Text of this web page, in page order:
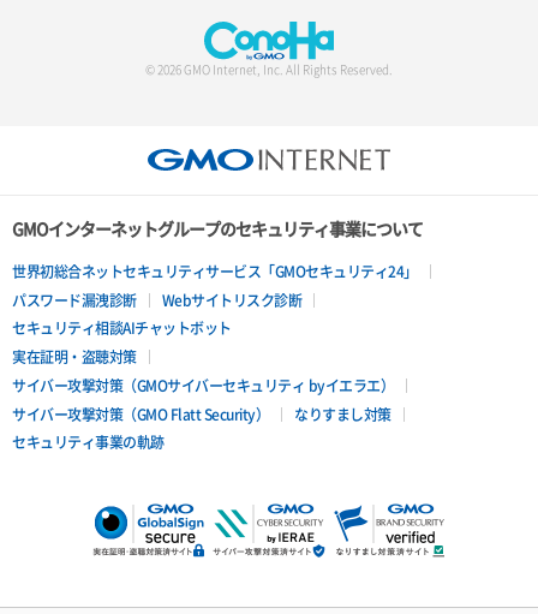
© 2026 GMO Internet, Inc. All Rights Reserved.
GMOインターネットグループのセキュリティ事業について
世界初総合ネットセキュリティサービス「GMOセキュリティ24」
パスワード漏洩診断
Webサイトリスク診断
セキュリティ相談AIチャットボット
実在証明・盗聴対策
サイバー攻撃対策（GMOサイバーセキュリティ byイエラエ）
サイバー攻撃対策（GMO Flatt Security）
なりすまし対策
セキュリティ事業の軌跡